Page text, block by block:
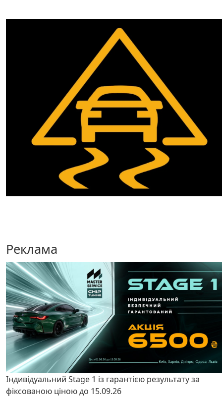
Реклама
Індивідуальний Stage 1 із гарантією результату за
фіксованою ціною до 15.09.26